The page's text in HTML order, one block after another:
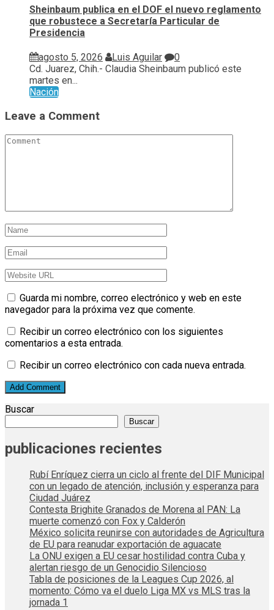
Sheinbaum publica en el DOF el nuevo reglamento
que robustece a Secretaría Particular de
Presidencia
agosto 5, 2026 Luis Aguilar
0
Cd. Juarez, Chih.- Claudia Sheinbaum publicó este
martes en...
Nación
Leave a Comment
Guarda mi nombre, correo electrónico y web en este
navegador para la próxima vez que comente.
Recibir un correo electrónico con los siguientes
comentarios a esta entrada.
Recibir un correo electrónico con cada nueva entrada.
Buscar
Buscar
publicaciones recientes
Rubí Enríquez cierra un ciclo al frente del DIF Municipal
con un legado de atención, inclusión y esperanza para
Ciudad Juárez
Contesta Brighite Granados de Morena al PAN: La
muerte comenzó con Fox y Calderón
México solicita reunirse con autoridades de Agricultura
de EU para reanudar exportación de aguacate
La ONU exigen a EU cesar hostilidad contra Cuba y
alertan riesgo de un Genocidio Silencioso
Tabla de posiciones de la Leagues Cup 2026, al
momento: Cómo va el duelo Liga MX vs MLS tras la
jornada 1